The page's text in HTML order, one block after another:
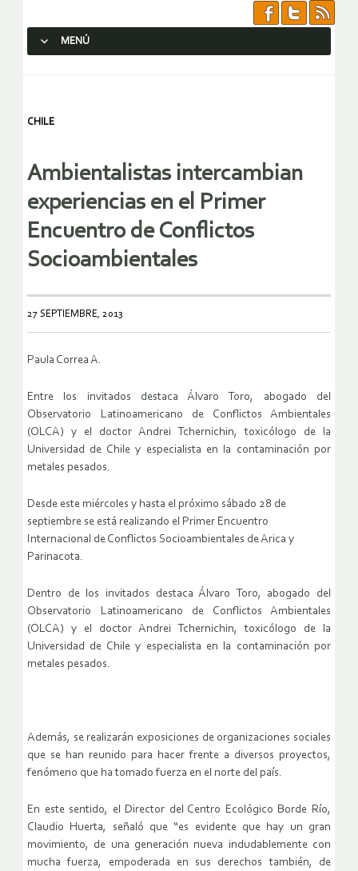
MENÚ
CHILE
Ambientalistas intercambian
experiencias en el Primer
Encuentro de Conflictos
Socioambientales
27 SEPTIEMBRE, 2013
Paula Correa A.
Entre los invitados destaca Álvaro Toro, abogado del
Observatorio Latinoamericano de Conflictos Ambientales
(OLCA) y el doctor Andrei Tchernichin, toxicólogo de la
Universidad de Chile y especialista en la contaminación por
metales pesados.
Desde este miércoles y hasta el próximo sábado 28 de
septiembre se está realizando el Primer Encuentro
Internacional de Conflictos Socioambientales de Arica y
Parinacota.
Dentro de los invitados destaca Álvaro Toro, abogado del
Observatorio Latinoamericano de Conflictos Ambientales
(OLCA) y el doctor Andrei Tchernichin, toxicólogo de la
Universidad de Chile y especialista en la contaminación por
metales pesados.
Además, se realizarán exposiciones de organizaciones sociales
que se han reunido para hacer frente a diversos proyectos,
fenómeno que ha tomado fuerza en el norte del país.
En este sentido, el Director del Centro Ecológico Borde Río,
Claudio Huerta, señaló que “es evidente que hay un gran
movimiento, de una generación nueva indudablemente con
mucha fuerza, empoderada en sus derechos también, de